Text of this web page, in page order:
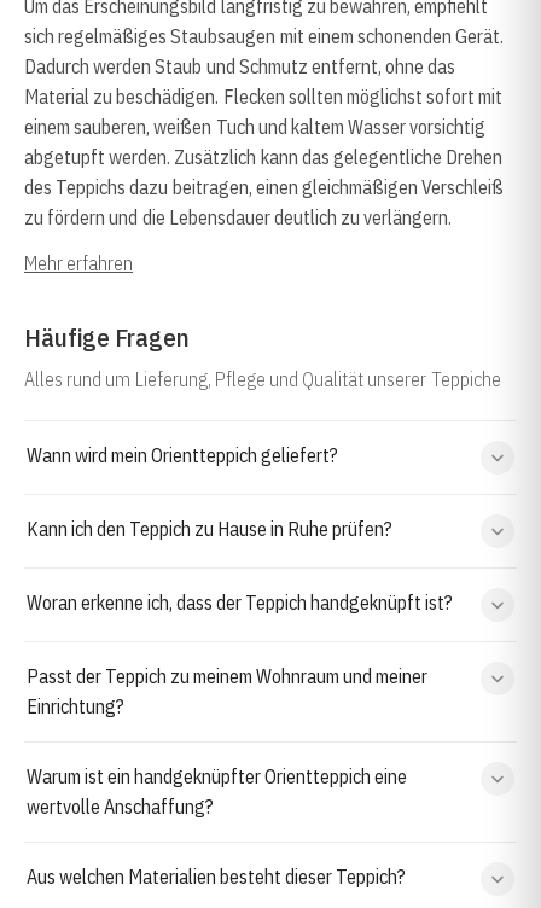
Um das Erscheinungsbild langfristig zu bewahren, empfiehlt
sich regelmäßiges Staubsaugen mit einem schonenden Gerät.
Dadurch werden Staub und Schmutz entfernt, ohne das
Material zu beschädigen. Flecken sollten möglichst sofort mit
einem sauberen, weißen Tuch und kaltem Wasser vorsichtig
abgetupft werden. Zusätzlich kann das gelegentliche Drehen
des Teppichs dazu beitragen, einen gleichmäßigen Verschleiß
zu fördern und die Lebensdauer deutlich zu verlängern.
Mehr erfahren
Häufige Fragen
Alles rund um Lieferung, Pflege und Qualität unserer Teppiche
Wann wird mein Orientteppich geliefert?
Kann ich den Teppich zu Hause in Ruhe prüfen?
Woran erkenne ich, dass der Teppich handgeknüpft ist?
Passt der Teppich zu meinem Wohnraum und meiner
Einrichtung?
Warum ist ein handgeknüpfter Orientteppich eine
wertvolle Anschaffung?
Aus welchen Materialien besteht dieser Teppich?